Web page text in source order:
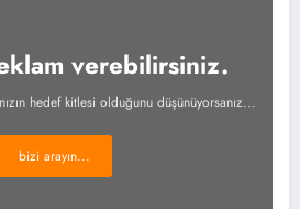
verebilirsiniz.
hedef kitlesi olduğunu düşünüyorsanız...
bizi arayın...